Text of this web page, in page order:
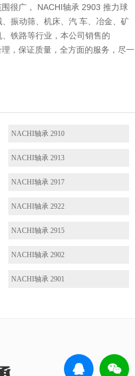
很广， NACHI轴承 2903 推力球
振动筛、机床、汽 车、冶金、矿
铁路等行业，本公司销售的
，保证质量，全方面的服务，尽一
NACHI轴承 2910
NACHI轴承 2913
NACHI轴承 2917
NACHI轴承 2922
NACHI轴承 2915
NACHI轴承 2902
NACHI轴承 2901